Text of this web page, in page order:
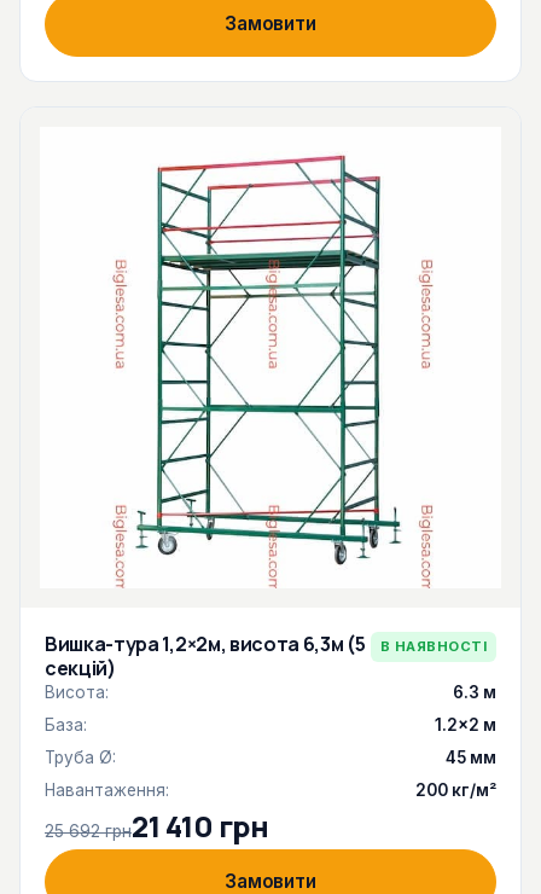
Замовити
Вишка-тура 1,2×2м, висота 6,3м (5
секцій)
В НАЯВНОСТІ
Висота:
6.3 м
База:
1.2×2 м
Труба Ø:
45 мм
Навантаження:
200 кг/м²
25 692 грн21 410 грн
Замовити